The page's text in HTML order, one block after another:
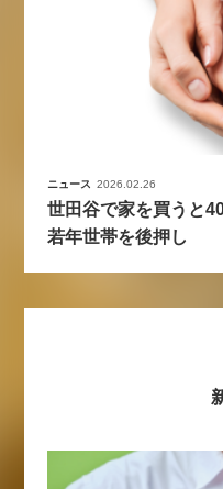
ニュース 2026.02.26
世田谷で家を買うと
若年世帯を後押し